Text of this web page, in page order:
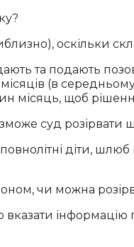
оскільки
та подають
(в
місяць, щоб
суд розірвати
діти,
чи можна